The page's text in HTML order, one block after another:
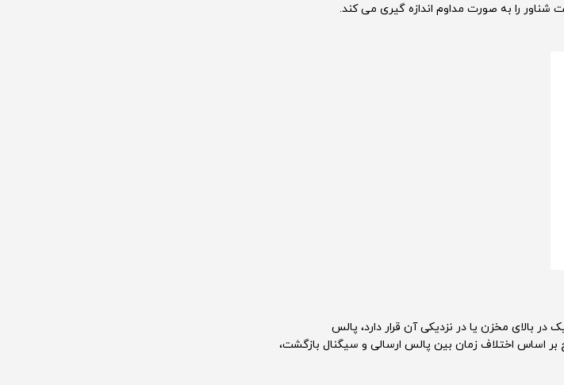
را به صورت مداوم اندازه گیری می کند.
بالای مخزن یا در نزدیکی آن قرار دارد، پالس
اساس اختلاف زمان بین پالس ارسالی و سیگنال بازگشت،